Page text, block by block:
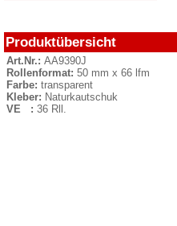
Produktübersicht
Art.Nr.: AA9390J
Rollenformat: 50 mm x 66 lfm
Farbe: transparent
Kleber: Naturkautschuk
VE : 36 Rll.